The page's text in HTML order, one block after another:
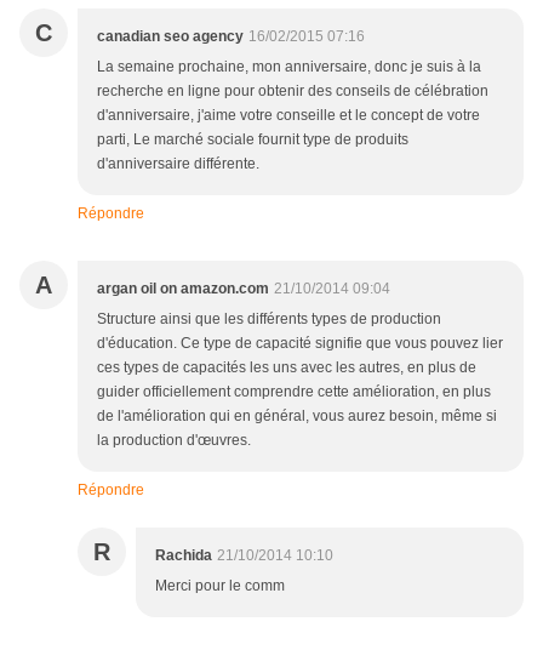
C canadian seo agency 16/02/2015 07:16
La semaine prochaine, mon anniversaire, donc je suis à la
recherche en ligne pour obtenir des conseils de célébration
d'anniversaire, j'aime votre conseille et le concept de votre
parti, Le marché sociale fournit type de produits
d'anniversaire différente.
Répondre
A argan oil on amazon.com 21/10/2014 09:04
Structure ainsi que les différents types de production
d'éducation. Ce type de capacité signifie que vous pouvez lier
ces types de capacités les uns avec les autres, en plus de
guider officiellement comprendre cette amélioration, en plus
de l'amélioration qui en général, vous aurez besoin, même si
la production d'œuvres.
Répondre
R Rachida 21/10/2014 10:10
Merci pour le comm